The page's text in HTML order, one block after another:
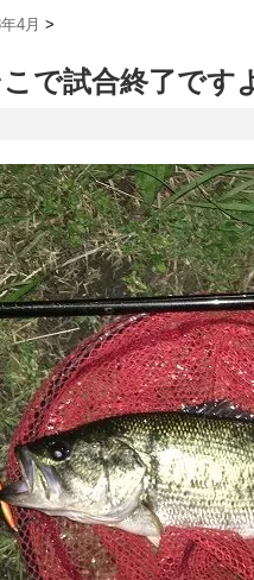
4月 >
で試合終了です